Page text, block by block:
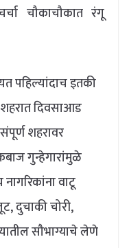
चौकाचौकात रंगू
इतकी
दिवसाआड
शहरावर
गुन्हेगारांमुळे
वाटू
दुचाकी चोरी,
सौभाग्याचे लेणे